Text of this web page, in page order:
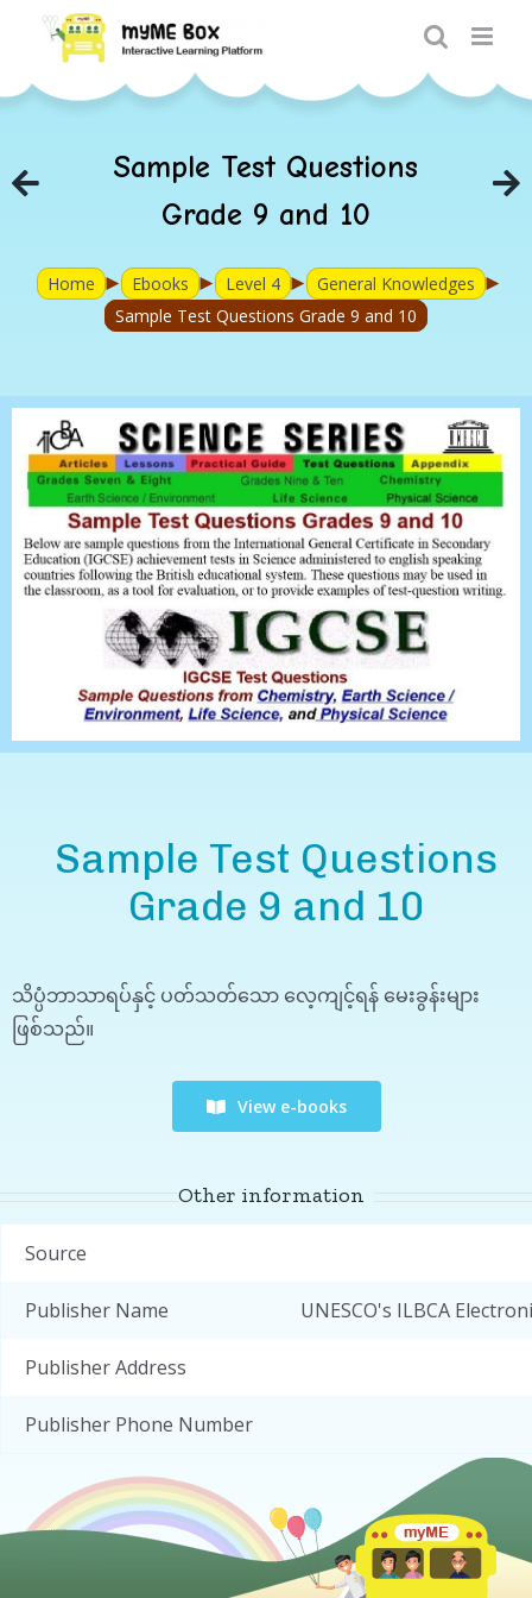
content
Sample Test Questions
Grade 9 and 10
Home ► Ebooks ► Level 4 ► General Knowledges ►
Sample Test Questions Grade 9 and 10
Sample Test Questions
Grade 9 and 10
သိပ္ပံဘာသာရပ်နှင့် ပတ်သတ်သော လေ့ကျင့်ရန် မေးခွန်းများ
ဖြစ်သည်။
View e-books
Other information
Source
Publisher Name UNESCO's ILBCA
Publisher Address
Publisher Phone Number